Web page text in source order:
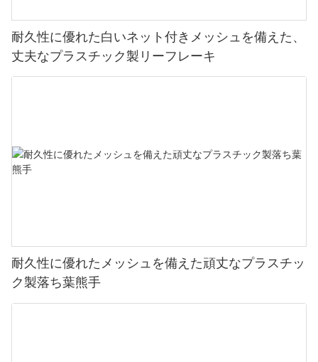
耐久性に優れた白いネット付きメッシュを備えた、
丈夫なプラスチック製リーフレーキ
耐久性に優れたメッシュを備えた頑丈なプラスチッ
ク製落ち葉熊手